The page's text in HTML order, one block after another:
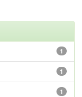
1
1
1